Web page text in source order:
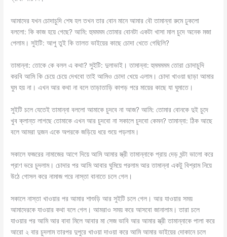
আমাদের যখন চোদাচুদি শেষ হল তখন তার বোন মানে আমার বৌ তামান্না রুমে ঢুকলো
বললো: কি কাজ হয়ে গেছে? আমি: হুমমমম তোমার বোনটা একটা খাসা মাল চুদে অনেক মজা
পেলাম। সুইটি: আপু তুই কি তালত ভাইয়ের কাছে চোদা খেতে গেছিলি?
তামান্না: তোকে কে বলল এ কথা? সুইটি: দুলাভাই। তামান্না: হুমমমমম তোরা চোদাচুদি
করবি আমি কি চেয়ে চেয়ে দেখবো তাই আমিও চোদা খেয়ে এলাম। চোদা খাওয়া ছাড়া আমার
ঘুম হয় না। এখন আর কথা না বলে তাড়াতাড়ি কাপড় পরে মায়ের কাছে যা ঘুমাতে।
সুইটি চলে যেতেই তামান্না বললো আমাকে চুদবে না আজ? আমি: তোমার বোনকে দুই চুদে
খুব ক্লান্ত লাগছে তোমাকে এখন আর চুদবো না সকালে চুদবো কেমন? তামান্না: ঠিক আছে
বলে আমরা দুজন একে অপরকে জড়িয়ে ধরে শুয়ে পড়লাম।
সকালে ফজরের নামাজের আগে দিয়ে আমি আমার স্ত্রী তামান্নাকে প্রায় দেড় ঘন্টা ভালো করে
প্রাণ ভরে চুদলাম। চোদার পর আমি আবার ঘুমিয়ে পরলাম আর তামান্না একটু বিশ্রাম নিয়ে
উঠে গোসল করে নামাজ পরে নাস্তা বানাতে চলে গেল।
সকালে নাস্তা খাওয়ার পর আমার শাশুড়ি আর সুইটি চলে গেল। আর যাওয়ার সময়
আমাদেরকে যাওয়ার কথা বলে গেল। আমরাও সময় করে আসবো জানালাম। তারা চলে
যাওয়ার পর আমি আর বাবা মিলে আবার মা সেজ ভাবি আর আমার স্ত্রী তামান্নাকে পালা করে
আরো ২ বার চুদলাম তারপর দুপুরে খাওয়া দাওয়া করে আমি আমার ভাইয়ের দোকানে চলে